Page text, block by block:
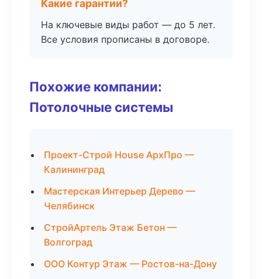
Какие гарантии?
На ключевые виды работ — до 5 лет.
Все условия прописаны в договоре.
Похожие компании:
Потолочные системы
Проект-Строй House АрхПро —
Калининград
Мастерская Интерьер Дерево —
Челябинск
СтройАртель Этаж Бетон —
Волгоград
ООО Контур Этаж — Ростов-на-Дону